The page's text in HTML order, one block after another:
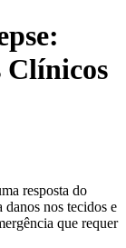
Clínicos
resposta do
nos tecidos e
que requer